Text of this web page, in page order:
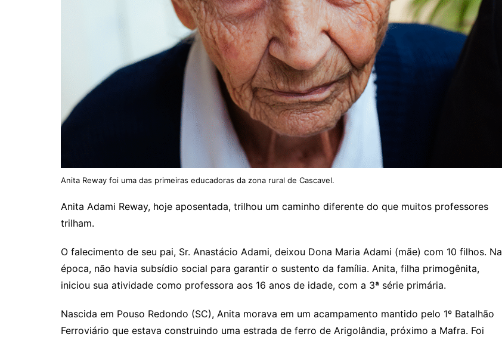
Anita Reway foi uma das primeiras educadoras da zona rural de Cascavel.
Anita Adami Reway, hoje aposentada, trilhou um caminho diferente do que muitos professores
trilham.
O falecimento de seu pai, Sr. Anastácio Adami, deixou Dona Maria Adami (mãe) com 10 filhos. Na
época, não havia subsídio social para garantir o sustento da família. Anita, filha primogênita,
iniciou sua atividade como professora aos 16 anos de idade, com a 3ª série primária.
Nascida em Pouso Redondo (SC), Anita morava em um acampamento mantido pelo 1º Batalhão
Ferroviário que estava construindo uma estrada de ferro de Arigolândia, próximo a Mafra. Foi